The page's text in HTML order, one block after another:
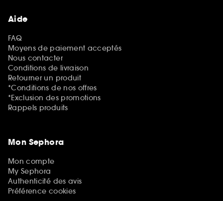
Aide
FAQ
Moyens de paiement acceptés
Nous contacter
Conditions de livraison
Retourner un produit
*Conditions de nos offres
*Exclusion des promotions
Rappels produits
Mon Sephora
Mon compte
My Sephora
Authenticité des avis
Préférence cookies